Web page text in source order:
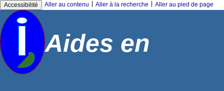
Accessibilité Aller au contenu Aller à la recherche Aller au pied de page
Aides en